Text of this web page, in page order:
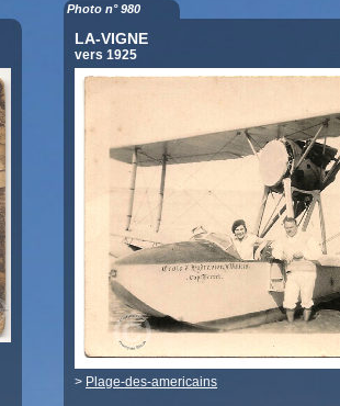
Photo n° 980
LA-VIGNE
vers 1925
> Plage-des-americains